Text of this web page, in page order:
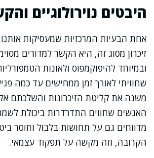
היבטים נוירולוגיים
אחת הבעיות המרכזיות שמעסיקות
זיכרון מסוג זה, היא הקשר למדורים
ובמיוחד להיפוקמפוס ולאונות
שחוויתי לאורך זמן ממחישים עד כמה
משנה את קליטת הזיכרונות והשלכתם
האנשים שחווים התדרדרות ביכולת
מדווחים גם על תחושות בלבול וחוסר
הקרובה, וזה מקשה על תפקוד עצמאי.